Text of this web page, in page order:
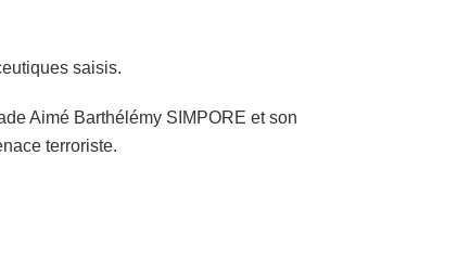
saisis.
Aimé Barthélémy SIMPORE et son
terroriste.